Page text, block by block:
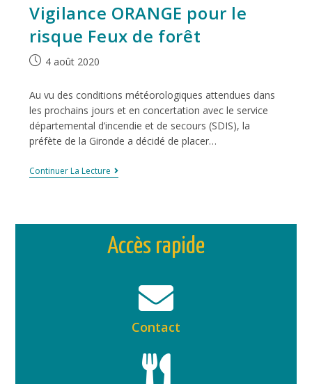
Vigilance ORANGE pour le
risque Feux de forêt
4 août 2020
Au vu des conditions météorologiques attendues dans
les prochains jours et en concertation avec le service
départemental d’incendie et de secours (SDIS), la
préfète de la Gironde a décidé de placer…
Continuer La Lecture
Accès rapide
Contact